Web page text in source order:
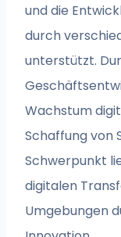
und die
durch
unterstützt.
Wachstum
Schaffung von
Schwerpunkt
digitalen
Umgebungen